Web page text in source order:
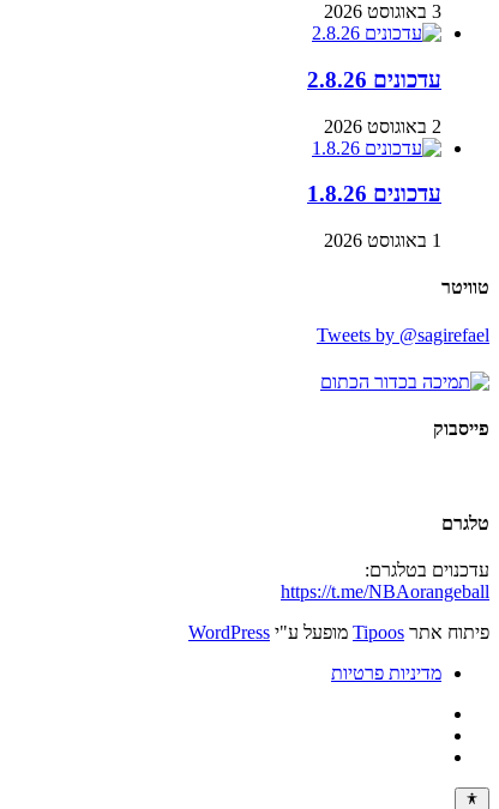
3 באוגוסט 2026
עדכונים 2.8.26
2 באוגוסט 2026
עדכונים 1.8.26
1 באוגוסט 2026
טוויטר
Tweets by @sagirefael
פייסבוק
טלגרם
עדכנוים בטלגרם:
https://t.me/NBAorangeball
פיתוח אתר Tipoos מופעל ע"י WordPress
מדיניות פרטיות